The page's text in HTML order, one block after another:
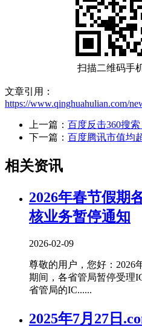
扫描二维码手
文章引用：
https://www.qinghuahulian.com/
上一篇： 百度反击360搜
下一篇： 百度腾讯市值均
相关资讯
2026年春节假期
核业务暂停通知
2026-02-09
尊敬的用户，您好：2026
期间，各省管局暂停受理
省管局的IC......
2025年7月27日